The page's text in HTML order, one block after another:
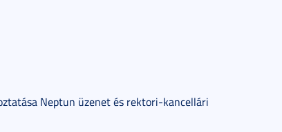
Neptun üzenet és rektori-kancellári